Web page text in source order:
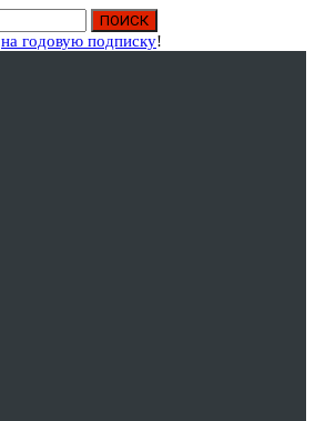
на годовую подписку!